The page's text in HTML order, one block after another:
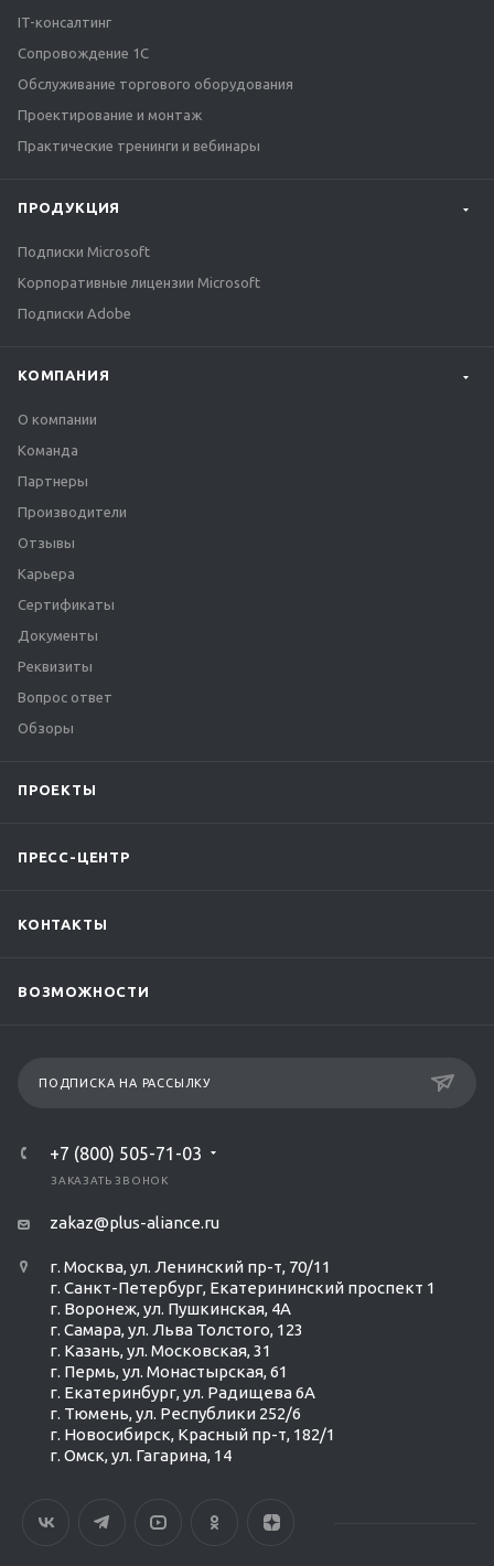
IT-консалтинг
Сопровождение 1С
Обслуживание торгового оборудования
Проектирование и монтаж
Практические тренинги и вебинары
ПРОДУКЦИЯ
Подписки Microsoft
Корпоративные лицензии Microsoft
Подписки Adobe
КОМПАНИЯ
О компании
Команда
Партнеры
Производители
Отзывы
Карьера
Сертификаты
Документы
Реквизиты
Вопрос ответ
Обзоры
ПРОЕКТЫ
ПРЕСС-ЦЕНТР
КОНТАКТЫ
ВОЗМОЖНОСТИ
ПОДПИСКА НА РАССЫЛКУ
+7 (800) 505-71-03
ЗАКАЗАТЬ ЗВОНОК
zakaz@plus-aliance.ru
г. Москва, ул. Ленинский пр-т, 70/11
г. Санкт-Петербург, Екатерининский проспект 1
г. Воронеж, ул. Пушкинская, 4А
г. Самара, ул. Льва Толстого, 123
г. Казань, ул. Московская, 31
г. Пермь, ул. Монастырская, 61
г. Екатеринбург, ул. Радищева 6А
г. Тюмень, ул. Республики 252/6
г. Новосибирск, Красный пр-т, 182/1
г. Омск, ул. ​Гагарина, 14